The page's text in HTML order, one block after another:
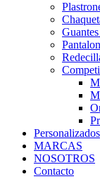
Personalizados
MARCAS
NOSOTROS
Contacto